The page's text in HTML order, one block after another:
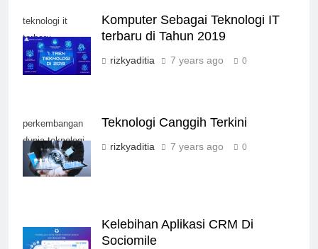
teknologi it
terbaru
Komputer Sebagai Teknologi IT
terbaru di Tahun 2019
rizkyaditia 7 years ago 0
perkembangan
dunia teknologi
Teknologi Canggih Terkini
rizkyaditia 7 years ago 0
Kelebihan Aplikasi CRM Di
Sociomile